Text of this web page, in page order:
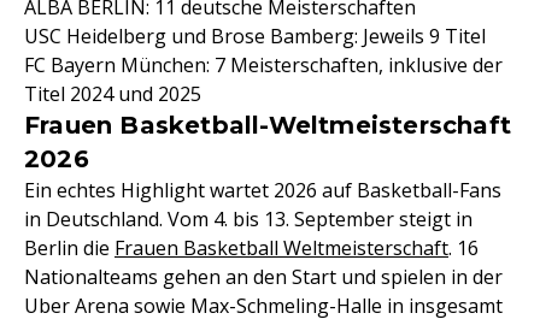
ALBA BERLIN: 11 deutsche Meisterschaften
USC Heidelberg und Brose Bamberg: Jeweils 9 Titel
FC Bayern München: 7 Meisterschaften, inklusive der
Titel 2024 und 2025
Frauen Basketball-Weltmeisterschaft
2026
Ein echtes Highlight wartet 2026 auf Basketball-Fans
in Deutschland. Vom 4. bis 13. September steigt in
Berlin die Frauen Basketball Weltmeisterschaft. 16
Nationalteams gehen an den Start und spielen in der
Uber Arena sowie Max-Schmeling-Halle in insgesamt